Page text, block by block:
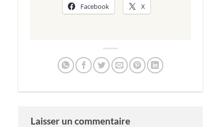
Facebook X
Laisser un commentaire